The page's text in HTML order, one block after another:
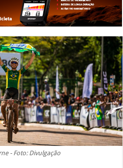
- Foto: Divulgação